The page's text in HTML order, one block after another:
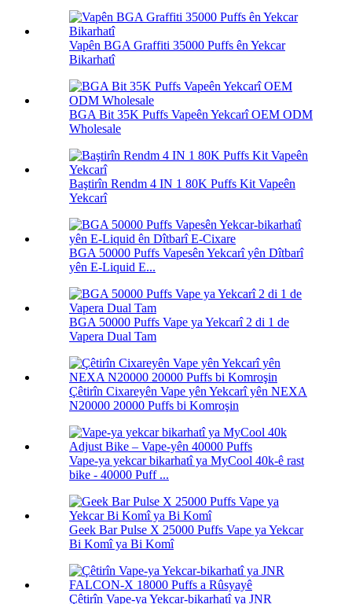
Vapên BGA Graffiti 35000 Puffs ên Yekcar
Bikarhatî
BGA Bit 35K Puffs Vapeên Yekcarî OEM ODM
Wholesale
Baştirîn Rendm 4 IN 1 80K Puffs Kit Vapeên
Yekcarî
BGA 50000 Puffs Vapesên Yekcarî yên Dîtbarî
yên E-Liquid E...
BGA 50000 Puffs Vape ya Yekcarî 2 di 1 de
Vapera Dual Tam
Çêtirîn Cixareyên Vape yên Yekcarî yên NEXA
N20000 20000 Puffs bi Komroşin
Vape-ya yekcar bikarhatî ya MyCool 40k-ê rast
bike - 40000 Puff ...
Geek Bar Pulse X 25000 Puffs Vape ya Yekcar
Bi Komî ya Bi Komî
Çêtirîn Vape-ya Yekcar-bikarhatî ya JNR